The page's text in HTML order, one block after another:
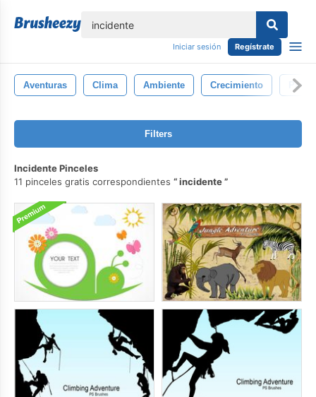
Iniciar sesión Regístrate
Aventuras Clima Ambiente Crecimiento
Filters
Incidente Pinceles
11 pinceles gratis correspondientes
incidente